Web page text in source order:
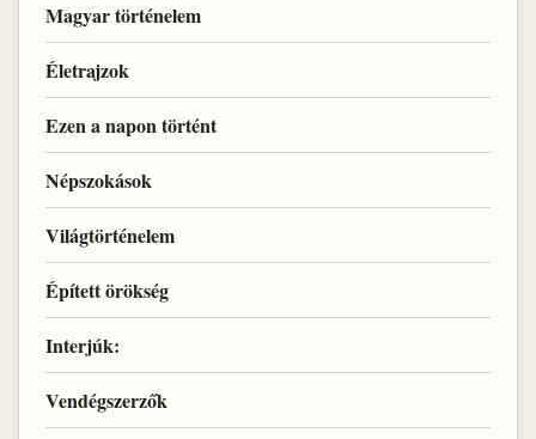
Magyar történelem
Életrajzok
Ezen a napon történt
Népszokások
Világtörténelem
Épített örökség
Interjúk:
Vendégszerzők